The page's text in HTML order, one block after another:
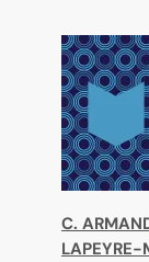
C.
LAPEYRE-